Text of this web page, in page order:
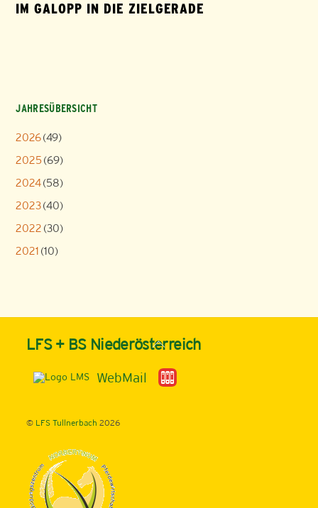
IM GALOPP IN DIE ZIELGERADE
JAHRESÜBERSICHT
2026(49)
2025 (69)
2024(58)
2023(40)
2022 (30)
2021 (10)
Back
To
Top
LFS + BS Niederösterreich
WebMail
© LFS Tullnerbach 2026